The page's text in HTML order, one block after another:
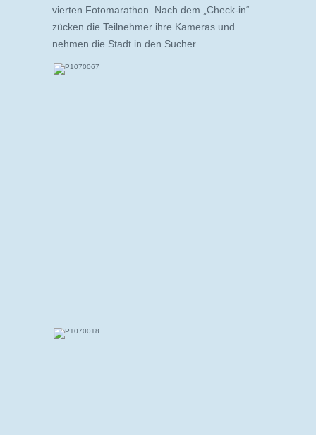
vierten Fotomarathon. Nach dem „Check-in“
zücken die Teilnehmer ihre Kameras und
nehmen die Stadt in den Sucher.